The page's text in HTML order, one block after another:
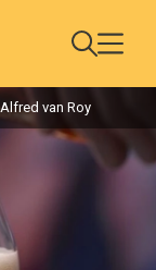
van Roy